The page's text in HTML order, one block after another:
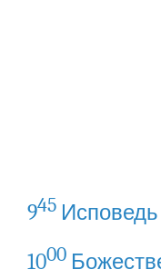
945 Исповедь
1000